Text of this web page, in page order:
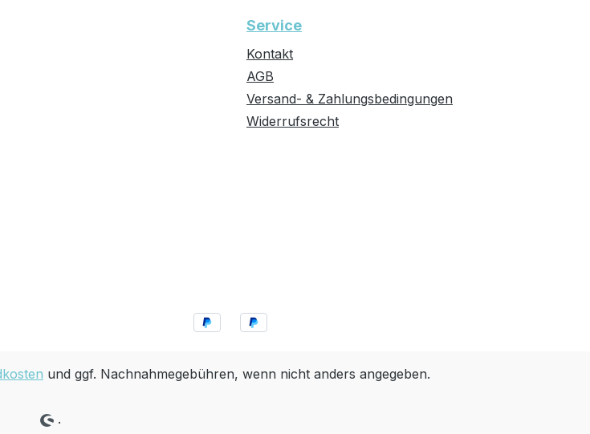
Service
Kontakt
AGB
Versand- & Zahlungsbedingungen
Widerrufsrecht
und ggf. Nachnahmegebühren, wenn nicht anders angegeben.
.